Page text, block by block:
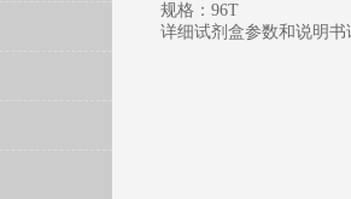
规格：96T
详细试剂盒参数和说明